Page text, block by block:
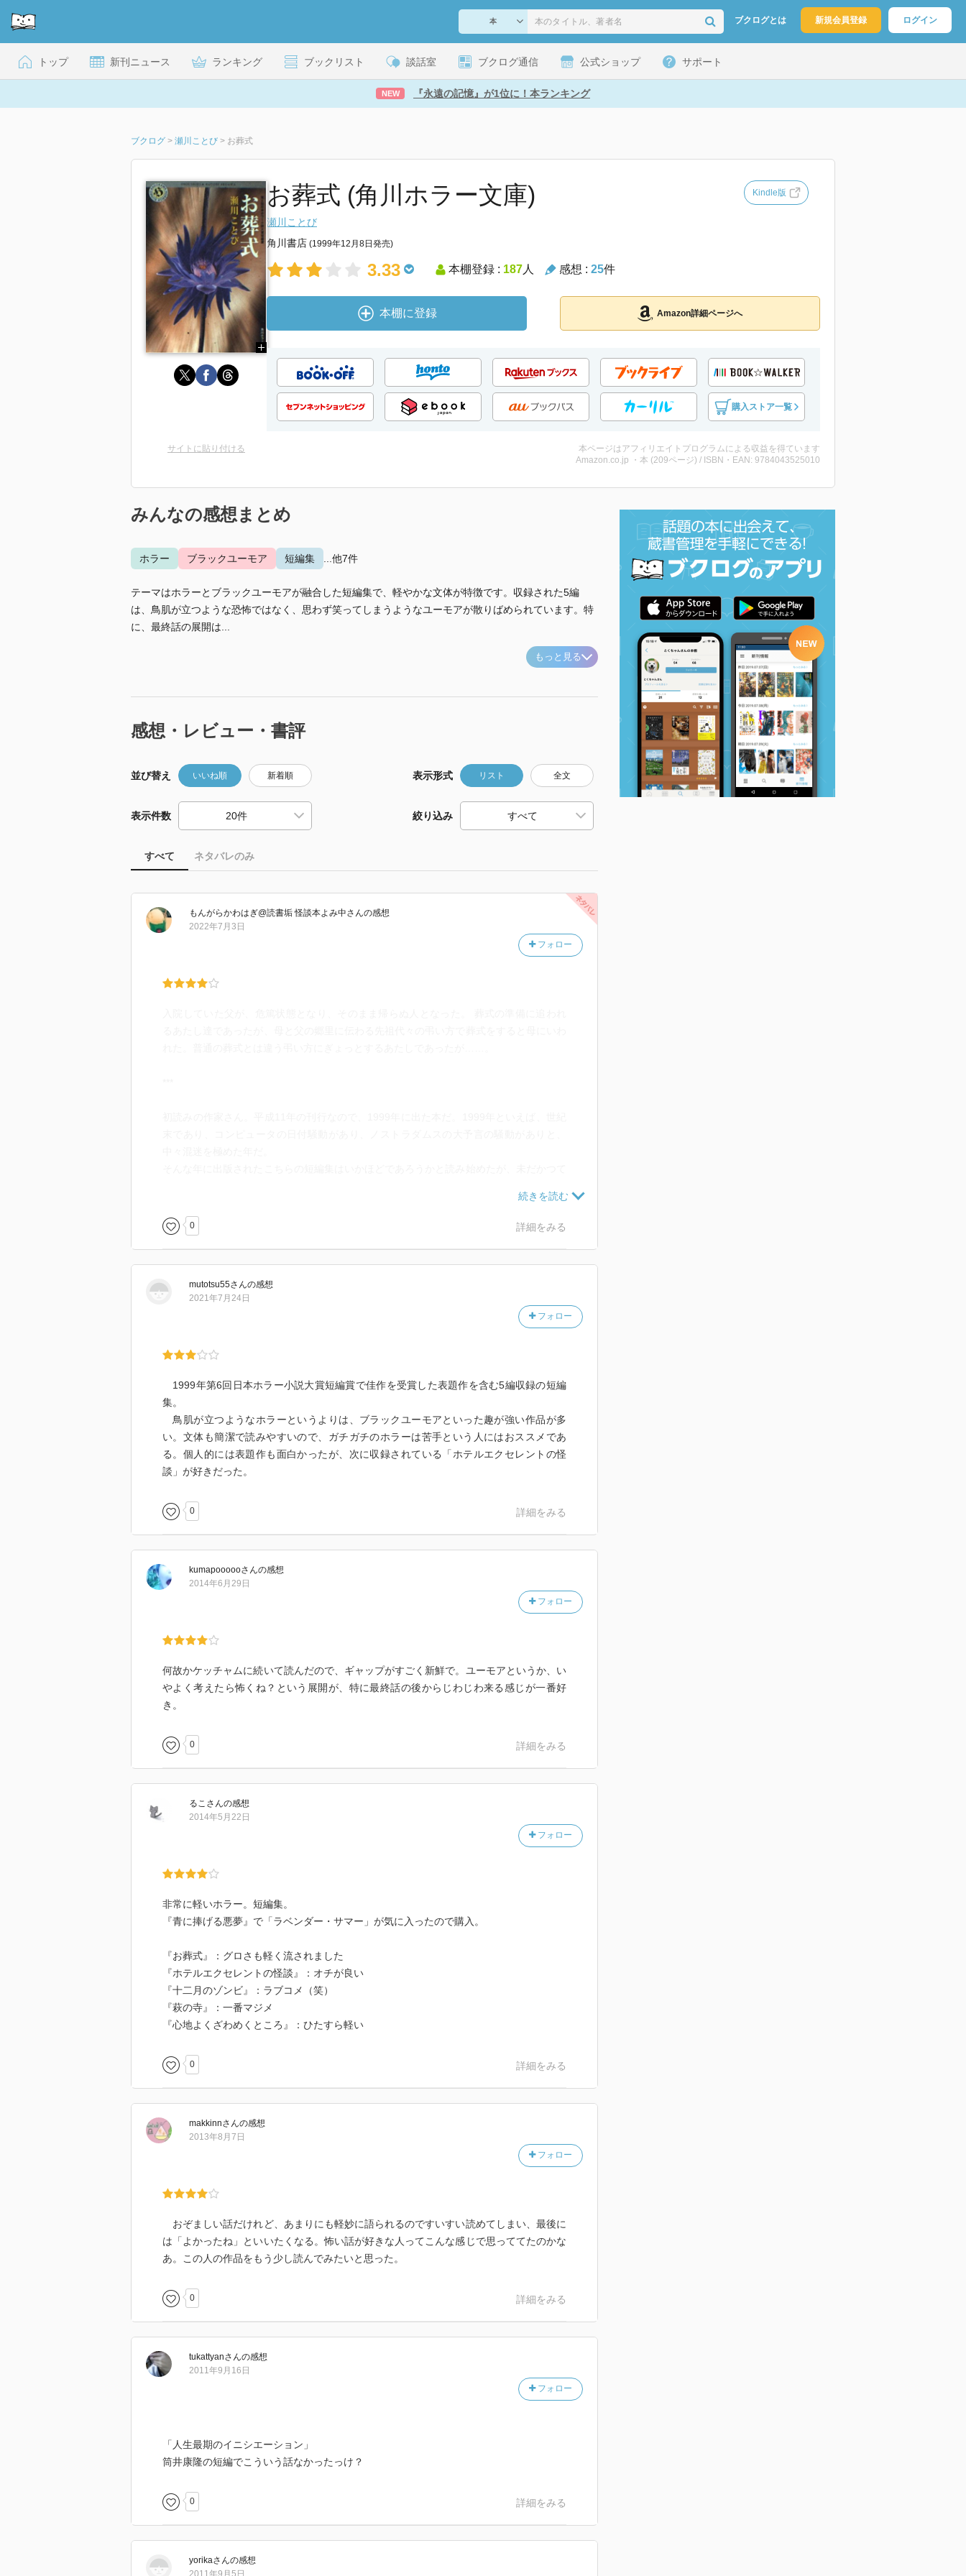
ブクログとは 新規会員登録 ログイン
トップ 新刊ニュース ランキング ブックリスト 談話室 ブクログ通信 公式ショップ サポート
NEW 『永遠の記憶』が1位に！本ランキング
ブクログ > 瀬川ことび > お葬式
お葬式 (角川ホラー文庫) Kindle版
瀬川ことび
角川書店 (1999年12月8日発売)
3.33 本棚登録 : 187人 感想 : 25件
本棚に登録 Amazon詳細ページへ
購入ストア一覧
サイトに貼り付ける
本ページはアフィリエイトプログラムによる収益を得ています
Amazon.co.jp ・本 (209ページ) / ISBN・EAN: 9784043525010
みんなの感想まとめ
ホラー ブラックユーモア 短編集 ...他7件
テーマはホラーとブラックユーモアが融合した短編集で、軽やかな文体が特徴です。収録された5編
は、鳥肌が立つような恐怖ではなく、思わず笑ってしまうようなユーモアが散りばめられています。特
に、最終話の展開は...
もっと見る
感想・レビュー・書評
並び替え いいね順 新着順 表示形式 リスト 全文
表示件数 絞り込み
すべて ネタバレのみ
もんがらかわはぎ@読書垢 怪談本よみ中さんの感想
フォロー
2022年7月3日
裏に書いてあるあらすじを読めば、土着の因習云々、何々神様云々が出てきそうだけれ
ど……。
題材はカニバリズムであったり、怪談物であったり、ゾンビ物であったり、サイエンスホ
ラーであったりするのだが、それを土台にしていたとしても、笑えるホラー小説だ。
ながら読む類の本であると思う。
何がそう思わせるかというと、とにかく出てくる人物たちが底抜けに明るいのだ。明る
い、と言えばいい風だが、なんかちょっと普通の価値観とずれている感じだ。
日常からかけ離れたものを脅威と感じず受け入れる、驚く機会を逃したから受け入れ
る……。一話一話の中にそれぞれ、よく考えると怖いものが散見されるのだが、そんなも
の、何のことはないさ、という登場人物たちの順応性が逆に恐ろしいぐらい。
ー小説。不思議である。
特にお気に入り話は、「ホテルエクセレントの怪談」これが一番大笑いした。
少しの恐怖展開と、登場人物に対するムカつきと、それをすべて吹き飛ばす笑撃の結末。
詳しく話せば、面白さが損なわれそうなので、割愛するが、最後は読んでいて、わっはっ
こちらも、とある大学に通学する大学生の青春群像の様な話。チャイナシンドロームをめ
ぐってハイテンションかつハイテンポで展開されていく物語であるが、何となく最後はぞ
っとした。
日ぐらいは大事になっていそう。
登場人物が絶望するのか、はたまたそうでないのか……それは神のみぞ知るという事だろ
怖いホラー小説を読みすぎて、胃もたれが来た頃に読むとよい読了後の清涼感は素晴らし
0 詳細をみる
mutotsu55さんの感想
フォロー
2021年7月24日
1999年第6回日本ホラー小説大賞短編賞で佳作を受賞した表題作を含む5編収録の短編
集。
鳥肌が立つようなホラーというよりは、ブラックユーモアといった趣が強い作品が多
い。文体も簡潔で読みやすいので、ガチガチのホラーは苦手という人にはおススメであ
る。個人的には表題作も面白かったが、次に収録されている「ホテルエクセレントの怪
談」が好きだった。
0 詳細をみる
kumapoooooさんの感想
フォロー
2014年6月29日
何故かケッチャムに続いて読んだので、ギャップがすごく新鮮で。ユーモアというか、い
やよく考えたら怖くね？という展開が、特に最終話の後からじわじわ来る感じが一番好
き。
0 詳細をみる
るこ さんの感想
フォロー
2014年5月22日
非常に軽いホラー。短編集。
『青に捧げる悪夢』で「ラベンダー・サマー」が気に入ったので購入。
『お葬式』：グロさも軽く流されました
『ホテルエクセレントの怪談』：オチが良い
『十二月のゾンビ』：ラブコメ（笑）
『萩の寺』：一番マジメ
『心地よくざわめくところ』：ひたすら軽い
0 詳細をみる
makkinnさんの感想
フォロー
2013年8月7日
おぞましい話だけれど、あまりにも軽妙に語られるのですいすい読めてしまい、最後に
は「よかったね」といいたくなる。怖い話が好きな人ってこんな感じで思っててたのかな
あ。この人の作品をもう少し読んでみたいと思った。
0 詳細をみる
tukattyanさんの感想
フォロー
2011年9月16日
「人生最期のイニシエーション」
筒井康隆の短編でこういう話なかったっけ？
0 詳細をみる
yorikaさんの感想
2011年9月5日